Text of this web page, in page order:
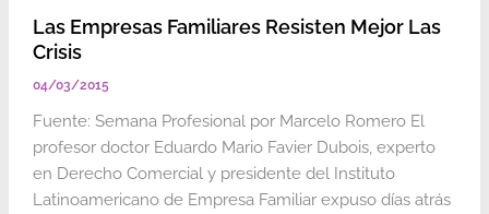
Las Empresas Familiares Resisten Mejor Las
Crisis
04/03/2015
Fuente: Semana Profesional por Marcelo Romero El
profesor doctor Eduardo Mario Favier Dubois, experto
en Derecho Comercial y presidente del Instituto
Latinoamericano de Empresa Familiar expuso días atrás